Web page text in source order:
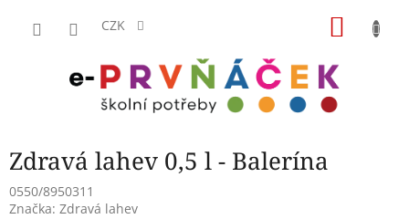
CZK
Zdravá lahev 0,5 l - Balerína
0550/8950311
Značka: Zdravá lahev